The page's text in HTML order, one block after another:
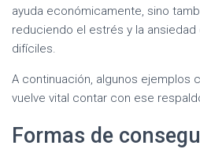
ayuda económicamente, sino
reduciendo el estrés y la
difíciles.
A continuación, algunos ejemplos
vuelve vital contar con ese
Formas de